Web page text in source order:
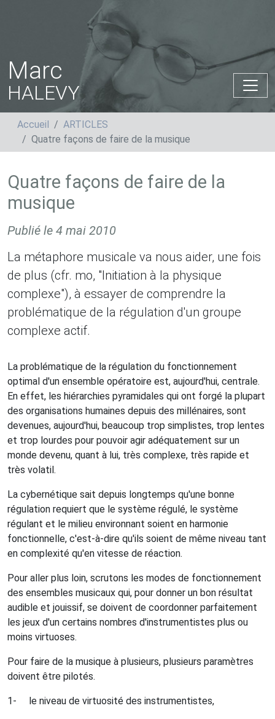
Marc
HALEVY
Accueil
ARTICLES
Quatre façons de faire de la musique
Quatre façons de faire de la
musique
Publié le 4 mai 2010
La métaphore musicale va nous aider, une fois
de plus (cfr. mo, "Initiation à la physique
complexe"), à essayer de comprendre la
problématique de la régulation d'un groupe
complexe actif.
La problématique de la régulation du fonctionnement
optimal d'un ensemble opératoire est, aujourd'hui, centrale.
En effet, les hiérarchies pyramidales qui ont forgé la plupart
des organisations humaines depuis des millénaires, sont
devenues, aujourd'hui, beaucoup trop simplistes, trop lentes
et trop lourdes pour pouvoir agir adéquatement sur un
monde devenu, quant à lui, très complexe, très rapide et
très volatil.
La cybernétique sait depuis longtemps qu'une bonne
régulation requiert que le système régulé, le système
régulant et le milieu environnant soient en harmonie
fonctionnelle, c'est-à-dire qu'ils soient de même niveau tant
en complexité qu'en vitesse de réaction.
Pour aller plus loin, scrutons les modes de fonctionnement
des ensembles musicaux qui, pour donner un bon résultat
audible et jouissif, se doivent de coordonner parfaitement
les jeux d'un certains nombres d'instrumentistes plus ou
moins virtuoses.
Pour faire de la musique à plusieurs, plusieurs paramètres
doivent être pilotés.
1- le niveau de virtuosité des instrumentistes,